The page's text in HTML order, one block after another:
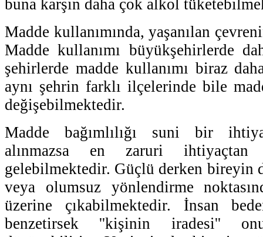
buna karşın daha çok alkol
Madde kullanımında, yaşanılan
Madde kullanımı büyükşehirlerde
şehirlerde madde kullanımı biraz
aynı şehrin farklı ilçelerinde bile
değişebilmektedir.
Madde bağımlılığı suni bir
alınmazsa en zaruri
gelebilmektedir. Güçlü derken bireyin
veya olumsuz yönlendirme
üzerine çıkabilmektedir. İnsan
benzetirsek ''kişinin iradesi''